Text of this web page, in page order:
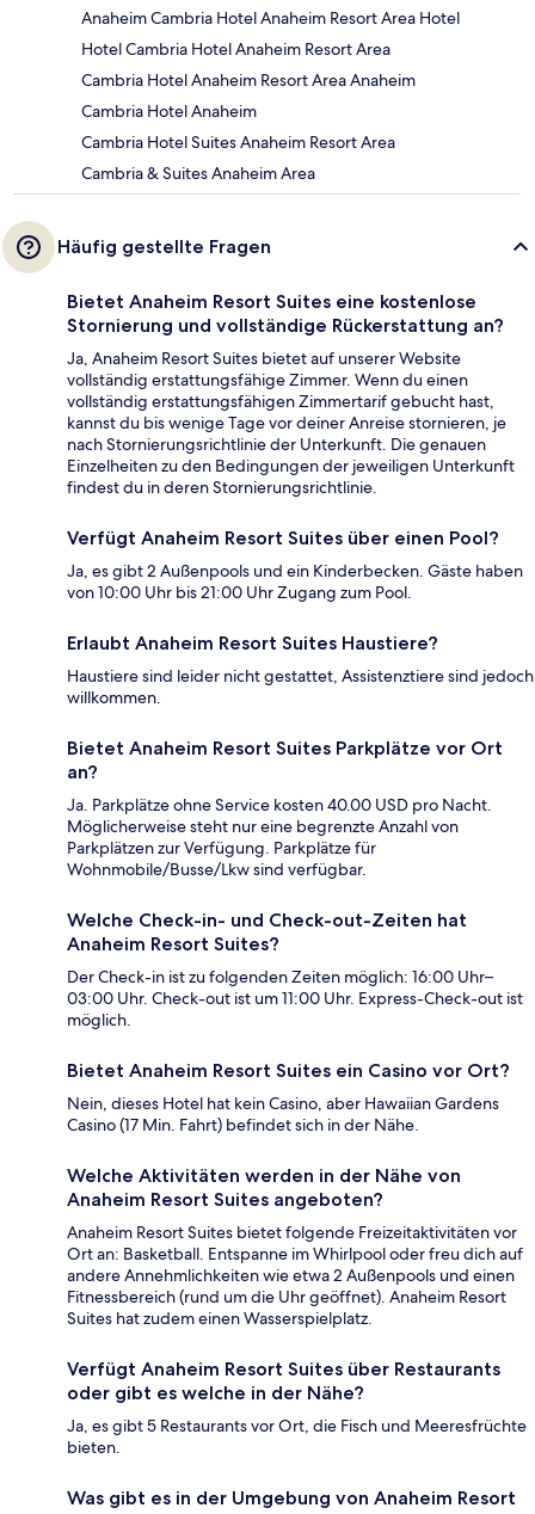
Anaheim Cambria Hotel Anaheim Resort Area Hotel
Hotel Cambria Hotel Anaheim Resort Area
Cambria Hotel Anaheim Resort Area Anaheim
Cambria Hotel Anaheim
Cambria Hotel Suites Anaheim Resort Area
Cambria & Suites Anaheim Area
Häufig gestellte Fragen
Bietet Anaheim Resort Suites eine kostenlose
Stornierung und vollständige Rückerstattung an?
Ja, Anaheim Resort Suites bietet auf unserer Website
vollständig erstattungsfähige Zimmer. Wenn du einen
vollständig erstattungsfähigen Zimmertarif gebucht hast,
kannst du bis wenige Tage vor deiner Anreise stornieren, je
nach Stornierungsrichtlinie der Unterkunft. Die genauen
Einzelheiten zu den Bedingungen der jeweiligen Unterkunft
findest du in deren Stornierungsrichtlinie.
Verfügt Anaheim Resort Suites über einen Pool?
Ja, es gibt 2 Außenpools und ein Kinderbecken. Gäste haben
von 10:00 Uhr bis 21:00 Uhr Zugang zum Pool.
Erlaubt Anaheim Resort Suites Haustiere?
Haustiere sind leider nicht gestattet, Assistenztiere sind jedoch
willkommen.
Bietet Anaheim Resort Suites Parkplätze vor Ort
an?
Ja. Parkplätze ohne Service kosten 40.00 USD pro Nacht.
Möglicherweise steht nur eine begrenzte Anzahl von
Parkplätzen zur Verfügung. Parkplätze für
Wohnmobile/Busse/Lkw sind verfügbar.
Welche Check-in- und Check-out-Zeiten hat
Anaheim Resort Suites?
Der Check-in ist zu folgenden Zeiten möglich: 16:00 Uhr–
03:00 Uhr. Check-out ist um 11:00 Uhr. Express-Check-out ist
möglich.
Bietet Anaheim Resort Suites ein Casino vor Ort?
Nein, dieses Hotel hat kein Casino, aber Hawaiian Gardens
Casino (17 Min. Fahrt) befindet sich in der Nähe.
Welche Aktivitäten werden in der Nähe von
Anaheim Resort Suites angeboten?
Anaheim Resort Suites bietet folgende Freizeitaktivitäten vor
Ort an: Basketball. Entspanne im Whirlpool oder freu dich auf
andere Annehmlichkeiten wie etwa 2 Außenpools und einen
Fitnessbereich (rund um die Uhr geöffnet). Anaheim Resort
Suites hat zudem einen Wasserspielplatz.
Verfügt Anaheim Resort Suites über Restaurants
oder gibt es welche in der Nähe?
Ja, es gibt 5 Restaurants vor Ort, die Fisch und Meeresfrüchte
bieten.
Was gibt es in der Umgebung von Anaheim Resort